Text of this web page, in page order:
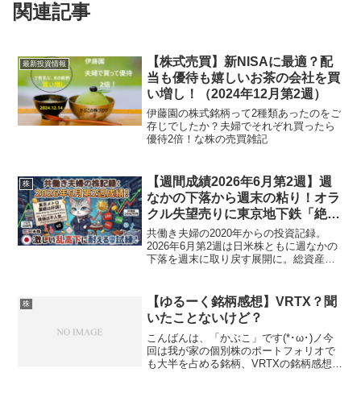
関連記事
最新投資情報
【株式売買】新NISAに最適？配
当も優待も嬉しいお茶の会社を買
い増し！（2024年12月第2週）
伊藤園の株式銘柄って2種類あったのをご
存じでしたか？夫婦でそれぞれ買ったら
優待2倍！な株の売買雑記
株
【週間成績2026年6月第2週】週
なかの下落から週末の粘り！オラ
クル失望売りに東京地下鉄「絶賛
地獄中」でもガチホで耐える週
共働き夫婦の2020年からの投資記録。
2026年6月第2週は日米株ともに週なかの
下落を週末に取り戻す展開に。総資産は
耐えつつ、オリコンのTOB案内など今週
の動きをまとめます。
株
【ゆるーく銘柄感想】VRTX？聞
いたことないけど？
こんばんは、「かぶこ」です(*･ω･)ノ今
回は我が家の個別株のポートフォリオで
も大半を占める銘柄、VRTXの銘柄感想を